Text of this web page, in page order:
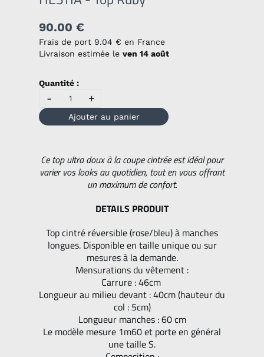
90.00 €
Frais de port 9.04 € en France
Livraison estimée le ven 14 août
Quantité :
- +
Ajouter au panier
Ce top ultra doux à la coupe cintrée est idéal pour
varier vos looks au quotidien, tout en vous offrant
un maximum de confort.
DETAILS PRODUIT
Top cintré réversible (rose/bleu) à manches
longues. Disponible en taille unique ou sur
mesures à la demande.
Mensurations du vêtement :
Carrure : 46cm
Longueur au milieu devant : 40cm (hauteur du
col : 5cm)
Longueur manches : 60 cm
Le modèle mesure 1m60 et porte en général
une taille S.